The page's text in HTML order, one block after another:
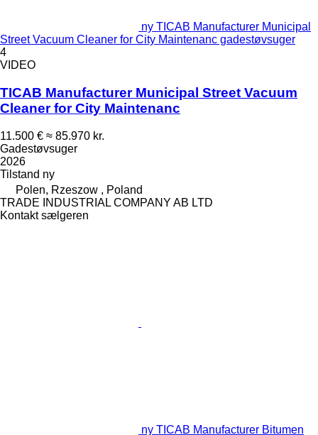
ny TICAB Manufacturer Municipal
Street Vacuum Cleaner for City Maintenanc gadestøvsuger
4
VIDEO
TICAB Manufacturer Municipal Street Vacuum
Cleaner for City Maintenanc
11.500 € ≈ 85.970 kr.
Gadestøvsuger
2026
Tilstand ny
Polen, Rzeszow , Poland
TRADE INDUSTRIAL COMPANY AB LTD
Kontakt sælgeren
ny TICAB Manufacturer Bitumen